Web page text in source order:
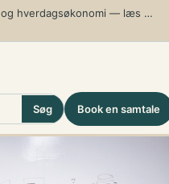
Marked, formue og hverdagsøkonomi — læs de nyeste analyser, guider og perspektiver
Søg Book en samtale